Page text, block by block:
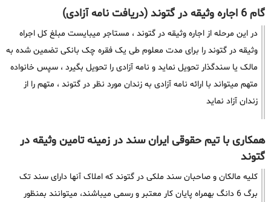
گام 6 اجاره وثیقه در گتوند (دریافت نامه آزادی)
در این مرحله از اجاره وثیقه در گتوند ، مستاجر میبایست مبلغ کل اجراه
وثیقه در گتوند را برای مدت معلوم طی یک فقره چک بانکی تضمین شده به
مالک یا سندگذار تحویل نماید و نامه آزادی را تحویل بگیرد ، سپس خانواده
متهم میتواند با ارائه نامه آزادی به زندان مورد نظر در گتوند ، متهم را از
زندان آزاد نماید
همکاری با تیم حقوقی ایران سند در زمینه تامین وثیقه در
گتوند
کلیه مالکان و صاحبان سند ملکی در گتوند که املاک آنها دارای سند تک
برگ 6 دانگ بهمراه پایان کار معتبر و رسمی میباشند، میتوانند بمنظور